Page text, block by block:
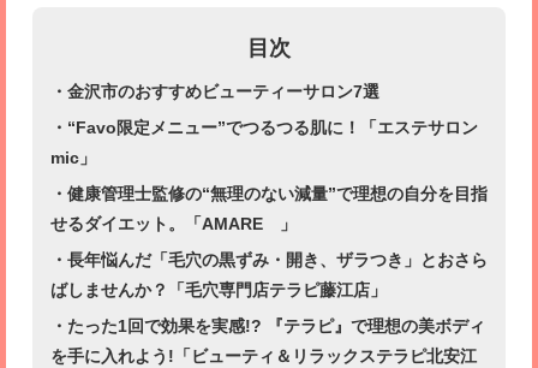
目次
・金沢市のおすすめビューティーサロン7選
・“Favo限定メニュー”でつるつる肌に！「エステサロン
mic」
・健康管理士監修の“無理のない減量”で理想の自分を目指
せるダイエット。「AMARE 」
・長年悩んだ「毛穴の黒ずみ・開き、ザラつき」とおさら
ばしませんか？「毛穴専門店テラピ藤江店」
・たった1回で効果を実感!? 『テラピ』で理想の美ボディ
を手に入れよう!「ビューティ＆リラックステラピ北安江